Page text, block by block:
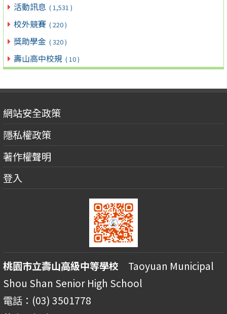
活動訊息 ( 1,531 )
校外競賽 ( 220 )
獎助學金 ( 320 )
壽山高中校規 ( 10 )
網站安全政策
隱私權政策
著作權聲明
登入
桃園市立壽山高級中等學校 Taoyuan Municipal
Shou Shan Senior High School
電話：(03) 3501778